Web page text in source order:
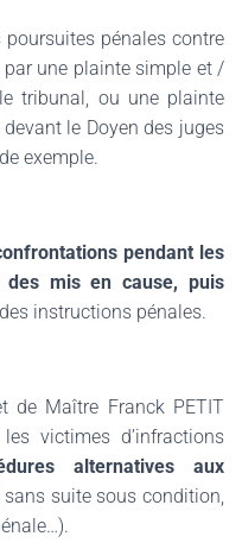
poursuites pénales contre
une plainte simple et /
tribunal, ou une plainte
le Doyen des juges
exemple.
pendant les
mis en cause, puis
instructions pénales.
de Maître Franck PETIT
victimes d’infractions
alternatives aux
suite sous condition,